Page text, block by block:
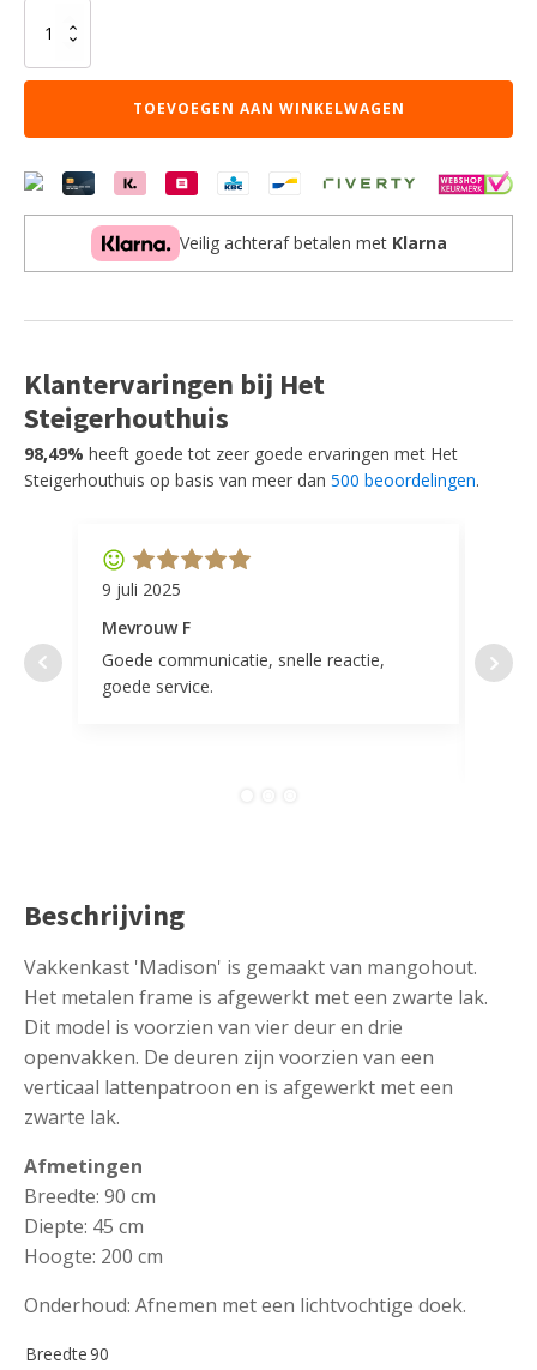
Madison
|
90
aantal
TOEVOEGEN AAN WINKELWAGEN
Veilig achteraf betalen met Klarna
Klantervaringen bij Het
Steigerhouthuis
98,49% heeft goede tot zeer goede ervaringen met Het
Steigerhouthuis op basis van meer dan 500 beoordelingen.
9 juli 2025
Mevrouw F
Goede communicatie, snelle reactie,
goede service.
door
Beschrijving
Vakkenkast 'Madison' is gemaakt van mangohout.
Het metalen frame is afgewerkt met een zwarte lak.
Dit model is voorzien van vier deur en drie
openvakken. De deuren zijn voorzien van een
verticaal lattenpatroon en is afgewerkt met een
zwarte lak.
Afmetingen
Breedte: 90 cm
Diepte: 45 cm
Hoogte: 200 cm
Onderhoud: Afnemen met een lichtvochtige doek.
Breedte90